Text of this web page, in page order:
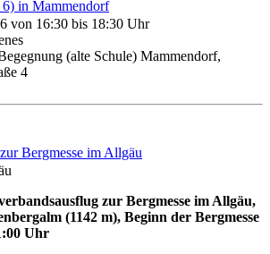
in Mammendorf
von 16:30 bis 18:30 Uhr
(alte Schule) Mammendorf,
4
Bergmesse im Allgäu
zur Bergmesse im Allgäu,
(1142 m), Beginn der Bergmesse
Uhr